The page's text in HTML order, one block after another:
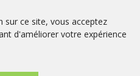
sur ce site, vous acceptez
d'améliorer votre expérience